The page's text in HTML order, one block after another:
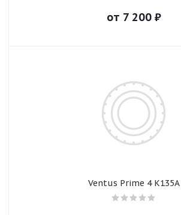
от 7 200₽
Ventus Prime 4 K135A